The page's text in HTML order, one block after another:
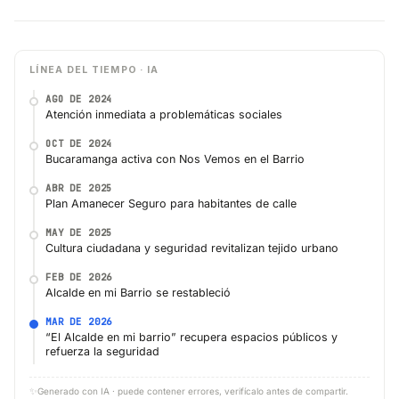
LÍNEA DEL TIEMPO · IA
AGO DE 2024
Atención inmediata a problemáticas sociales
OCT DE 2024
Bucaramanga activa con Nos Vemos en el Barrio
ABR DE 2025
Plan Amanecer Seguro para habitantes de calle
MAY DE 2025
Cultura ciudadana y seguridad revitalizan tejido urbano
FEB DE 2026
Alcalde en mi Barrio se restableció
MAR DE 2026
“El Alcalde en mi barrio” recupera espacios públicos y
refuerza la seguridad
✨ Generado con IA · puede contener errores, verifícalo antes de compartir.